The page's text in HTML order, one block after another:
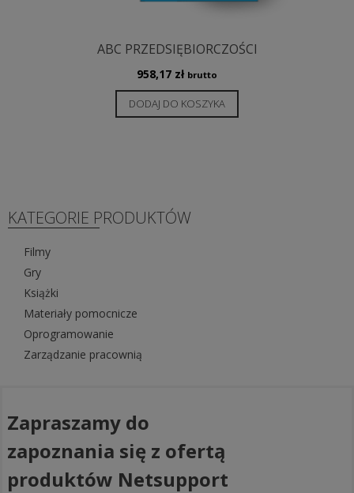
ABC PRZEDSIĘBIORCZOŚCI
958,17 zł brutto
DODAJ DO KOSZYKA
KATEGORIE PRODUKTÓW
Filmy
Gry
Książki
Materiały pomocnicze
Oprogramowanie
Zarządzanie pracownią
Zapraszamy do
zapoznania się z ofertą
produktów Netsupport